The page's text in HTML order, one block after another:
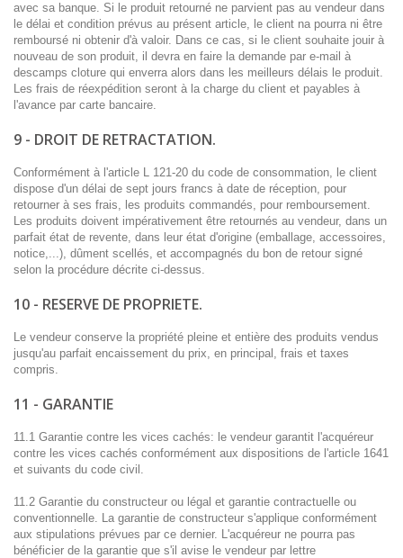
avec sa banque. Si le produit retourné ne parvient pas au vendeur dans
le délai et condition prévus au présent article, le client na pourra ni être
remboursé ni obtenir d'à valoir. Dans ce cas, si le client souhaite jouir à
nouveau de son produit, il devra en faire la demande par e-mail à
descamps cloture qui enverra alors dans les meilleurs délais le produit.
Les frais de réexpédition seront à la charge du client et payables à
l'avance par carte bancaire.
9 - DROIT DE RETRACTATION.
Conformément à l'article L 121-20 du code de consommation, le client
dispose d'un délai de sept jours francs à date de réception, pour
retourner à ses frais, les produits commandés, pour remboursement.
Les produits doivent impérativement être retournés au vendeur, dans un
parfait état de revente, dans leur état d'origine (emballage, accessoires,
notice,...), dûment scellés, et accompagnés du bon de retour signé
selon la procédure décrite ci-dessus.
10 - RESERVE DE PROPRIETE.
Le vendeur conserve la propriété pleine et entière des produits vendus
jusqu'au parfait encaissement du prix, en principal, frais et taxes
compris.
11 - GARANTIE
11.1 Garantie contre les vices cachés: le vendeur garantit l'acquéreur
contre les vices cachés conformément aux dispositions de l'article 1641
et suivants du code civil.
11.2 Garantie du constructeur ou légal et garantie contractuelle ou
conventionnelle. La garantie de constructeur s'applique conformément
aux stipulations prévues par ce dernier. L'acquéreur ne pourra pas
bénéficier de la garantie que s'il avise le vendeur par lettre